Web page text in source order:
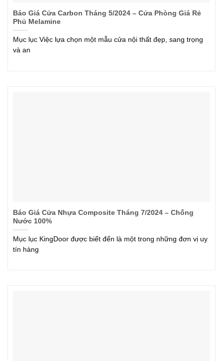
Báo Giá Cửa Carbon Tháng 5/2024 – Cửa Phòng Giá Rẻ
Phủ Melamine
Mục lục Việc lựa chọn một mẫu cửa nội thất đẹp, sang trọng
và an
Báo Giá Cửa Nhựa Composite Tháng 7/2024 – Chống
Nước 100%
Mục lục KingDoor được biết đến là một trong những đơn vị uy
tín hàng